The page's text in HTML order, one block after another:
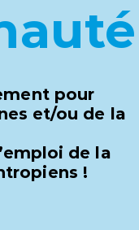
pour
et/ou de la
de la
!